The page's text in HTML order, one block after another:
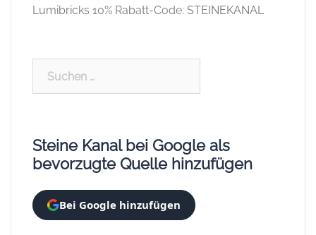
Lumibricks 10% Rabatt-Code: STEINEKANAL
Steine Kanal bei Google als
bevorzugte Quelle hinzufügen
Bei Google hinzufügen